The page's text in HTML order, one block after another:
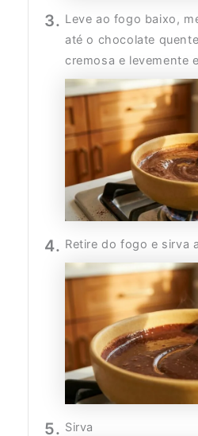
Leve ao fogo baixo,
até o chocolate
cremosa e levemente
Retire do fogo e sirva
Sirva